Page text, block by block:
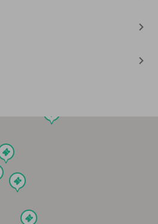
events
events
events